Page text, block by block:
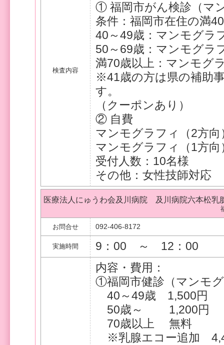
検査内容
① 福岡市がん検診（マ
条件：福岡市在住の満
40～49歳：マンモグ
50～69歳：マンモグ
満70歳以上：マンモ
※41歳の方は県の補助
す。
（クーポンあり）
② 自費
マンモグラフィ（2方
マンモグラフィ（1方
受付人数：10名様
その他：女性技師対応
医療法人にゅうわ会及川病院 及川病院六本松乳
お問合せ 092-406-8172
実施時間 9：00 ～ 12：00
内容・費用：
①福岡市健診（マンモ
40～49歳 1,500円
50歳～ 1,200円
70歳以上 無料
※乳腺エコー追加